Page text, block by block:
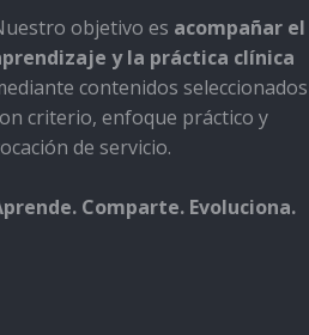
objetivo es acompañar el
y la práctica clínica
contenidos seleccionados
criterio, enfoque práctico y
de servicio.
Comparte. Evoluciona.